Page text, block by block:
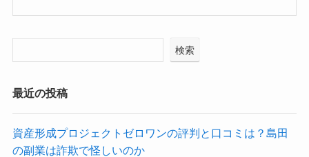
検索
最近の投稿
資産形成プロジェクトゼロワンの評判と口コミは？島田
の副業は詐欺で怪しいのか